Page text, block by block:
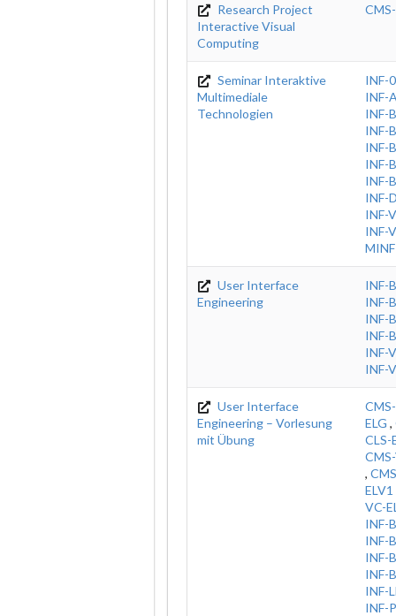
Research Project
Interactive Visual
Computing
Seminar Interaktive
Multimediale
Technologien
INF-
INF-
INF-
INF-
INF-
INF-
INF-
INF-
INF-
INF-
User Interface
Engineering
INF-
INF-
INF-
INF-
INF-
INF-
User Interface
Engineering – Vorlesung
mit Übung
ELG ,
CLS-
,
ELV1
VC-
INF-
INF-
INF-
INF-
INF-
INF-